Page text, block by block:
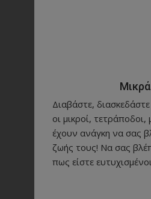
Διαβάστε,
οι μικροί,
έχουν ανάγκη να σας
ζωής τους! Να σας
πως είστε